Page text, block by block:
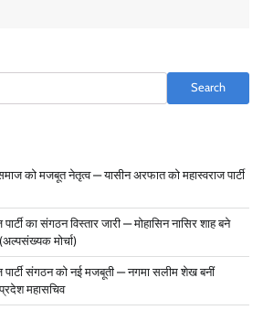
Search
को मजबूत नेतृत्व — यासीन अरफात को महास्वराज पार्टी
पार्टी का संगठन विस्तार जारी — मोहासिन नासिर शाह बने
मोर्चा)
पार्टी संगठन को नई मजबूती — नगमा सलीम शेख बनीं
महासचिव
Mahaswaraj Bhumi Party Announces
November 14, 2025
में बदलाव की हुंकार, महास्वराज पार्टी अध्यक्ष समीर
बताए चुनाव जीतने के जादुई तरीके – चुनाव चिन्ह “बस”